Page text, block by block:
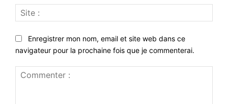
:
Enregistrer mon nom, email et site web dans ce
navigateur pour la prochaine fois que je commenterai.